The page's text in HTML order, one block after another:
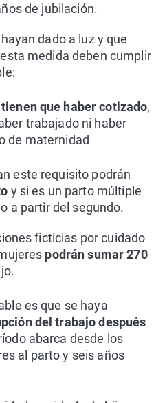
de jubilación.
dado a luz y que
medida deben cumplir
tienen que haber cotizado,
trabajado ni haber
de maternidad
este requisito podrán
y si es un parto múltiple
a partir del segundo.
ficticias por cuidado
podrán sumar 270
es que se haya
del trabajo después
abarca desde los
al parto y seis años